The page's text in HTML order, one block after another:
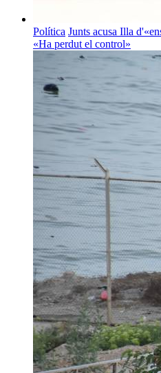
Política Junts acusa Illa
«Ha perdut el control»